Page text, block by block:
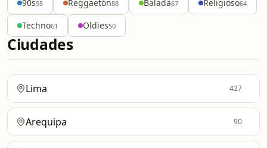
90s95 Reggaetón88 Balada67 Religioso64
Techno61 Oldies50
Ciudades
Lima 427
Arequipa 90